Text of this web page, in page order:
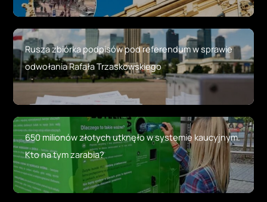
Rusza zbiórka podpisów pod referendum w sprawie
odwołania Rafała Trzaskowskiego
650 milionów złotych utknęło w systemie kaucyjnym.
Kto na tym zarabia?